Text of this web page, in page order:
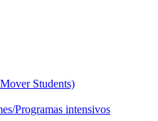
Students)
Programas intensivos